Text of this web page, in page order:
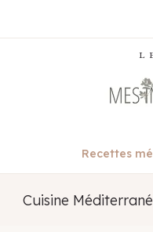
Recettes
Cuisine